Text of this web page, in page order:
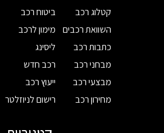
קטלוג רכב
השוואת רכבים
כתבות רכב
מבחני רכב
מבצעי רכב
מחירון רכב
ביטוח רכב
מימון לרכב
ליסינג
רכב חדש
ייעוץ רכב
רישום לניוזלטר